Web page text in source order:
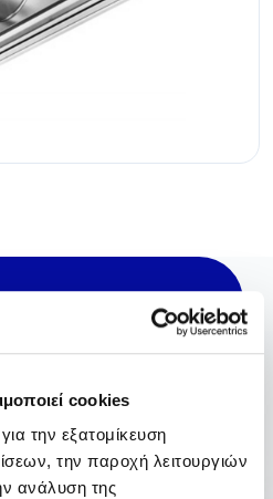
cookies
την εξατομίκευση
την παροχή λειτουργιών
ανάλυση της
νέα για
λύσεις